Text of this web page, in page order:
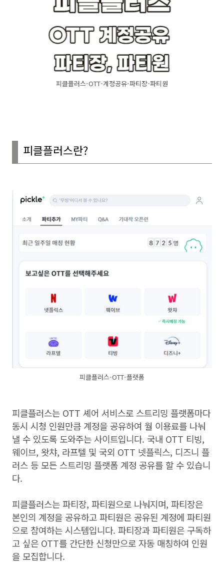
피클플러스-OTT-계정공유-파티장-파티원
피클플러스란?
피클플러스-OTT-플랫폼
피클플러스는 OTT 셰어 서비스로 스트리밍 플랫폼마다
동시 시청 인원만큼 계정을 공유하여 월 이용료를 나눠
낼 수 있도록 도와주는 사이트입니다. 국내 OTT 티빙,
웨이브, 왓챠, 라프텔 및 국외 OTT 넷플릭스, 디즈니 플
러스 등 모든 스트리밍 플랫폼 계정 공유를 할 수 있습니
다.
피클플러스는 파티장, 파티원으로 나눠지며, 파티장은
본인의 계정을 공유하고 파티원은 공유된 계정에 파티원
으로 참여하는 시스템입니다. 파티장과 파티원은 구독하
고 싶은 OTT를 간단한 신청만으로 자동 매칭하여 인원
을 모집합니다.